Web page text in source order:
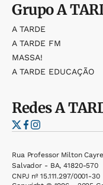
GrupoA
A TARDE
A TARDE FM
MASSA!
A TARDE EDUCAÇÃO
RedesA
Rua Professor Milton
Salvador - BA, 41820-570
CNPJ nº 15.111.297/0001-30